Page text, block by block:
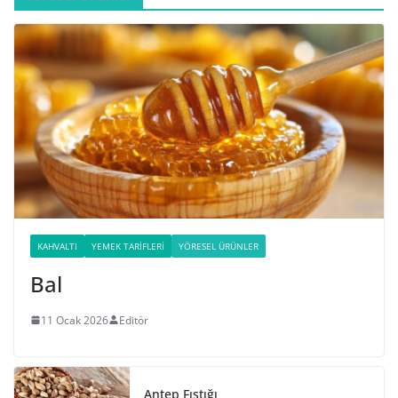
KAHVALTI YEMEK TARIFLERI YÖRESEL ÜRÜNLER
Bal
11 Ocak 2026 Editör
Antep Fıstığı